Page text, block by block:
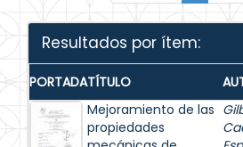
Resultados por ítem:
PORTADATÍTULO
Mejoramiento de las
propiedades